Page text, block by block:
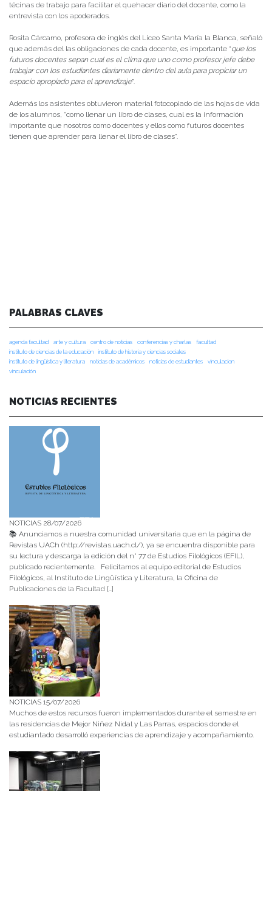
técinas de trabajo para facilitar el quehacer diario del docente, como la
entrevista con los apoderados.
Rosita Cárcamo, profesora de inglés del Liceo Santa María la Blanca, señaló
que además del las obligaciones de cada docente, es importante “que los
futuros docentes sepan cual es el clima que uno como profesor jefe debe
trabajar con los estudiantes diariamente dentro del aula para propiciar un
espacio apropiado para el aprendizaje”.
Además los asistentes obtuvieron material fotocopiado de las hojas de vida
de los alumnos, “como llenar un libro de clases, cual es la información
importante que nosotros como docentes y ellos como futuros docentes
tienen que aprender para llenar el libro de clases”.
PALABRAS CLAVES
agenda facultad arte y cultura centro de noticias conferencias y charlas
facultad
instituto de ciencias de la educación
instituto de historia y ciencias sociales
instituto de lingüística y literatura
noticias de académicos noticias de estudiantes
vinculacion
vinculación
NOTICIAS RECIENTES
NOTICIAS 28/07/2026
📚 Anunciamos a nuestra comunidad universitaria que en la página de
Revistas UACh (http://revistas.uach.cl/), ya se encuentra disponible para
su lectura y descarga la edición del n° 77 de Estudios Filológicos (EFIL),
publicado recientemente. Felicitamos al equipo editorial de Estudios
Filológicos, al Instituto de Lingüística y Literatura, la Oficina de
Publicaciones de la Facultad […]
NOTICIAS 15/07/2026
Muchos de estos recursos fueron implementados durante el semestre en
las residencias de Mejor Niñez Nidal y Las Parras, espacios donde el
estudiantado desarrolló experiencias de aprendizaje y acompañamiento.